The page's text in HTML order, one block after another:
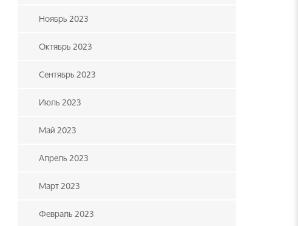
Ноябрь 2023
Октябрь 2023
Сентябрь 2023
Июль 2023
Май 2023
Апрель 2023
Март 2023
Февраль 2023